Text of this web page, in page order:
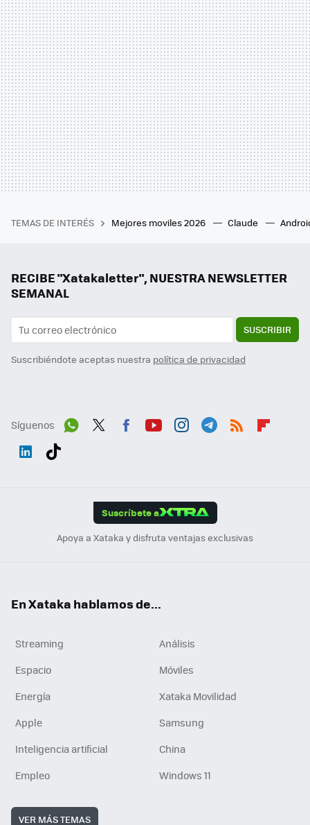
TEMAS DE INTERÉS Mejores moviles 2026 Claude
RECIBE "Xatakaletter", NUESTRA NEWSLETTER
SEMANAL
SUSCRIBIR
Suscribiéndote aceptas nuestra política de privacidad
Síguenos
Suscríbete a
Apoya a Xataka y disfruta ventajas exclusivas
En Xataka hablamos de...
Streaming
Análisis
Espacio
Móviles
Energía
Xataka Movilidad
Apple
Samsung
Inteligencia artificial
China
Empleo
Windows 11
VER MÁS TEMAS